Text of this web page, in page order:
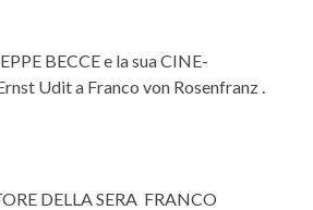
BECCE e la sua CINE-
Udit a Franco von Rosenfranz .
DELLA SERA FRANCO